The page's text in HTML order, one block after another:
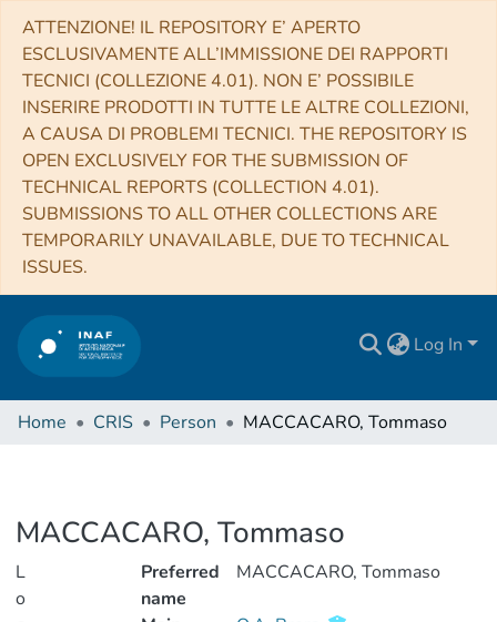
ATTENZIONE! IL REPOSITORY E’ APERTO
ESCLUSIVAMENTE ALL’IMMISSIONE DEI RAPPORTI
TECNICI (COLLEZIONE 4.01). NON E’ POSSIBILE
INSERIRE PRODOTTI IN TUTTE LE ALTRE COLLEZIONI,
A CAUSA DI PROBLEMI TECNICI. THE REPOSITORY IS
OPEN EXCLUSIVELY FOR THE SUBMISSION OF
TECHNICAL REPORTS (COLLECTION 4.01).
SUBMISSIONS TO ALL OTHER COLLECTIONS ARE
TEMPORARILY UNAVAILABLE, DUE TO TECHNICAL
ISSUES.
Log In
Home CRIS Person MACCACARO, Tommaso
MACCACARO, Tommaso
L
o
Preferred
name
MACCACARO, Tommaso